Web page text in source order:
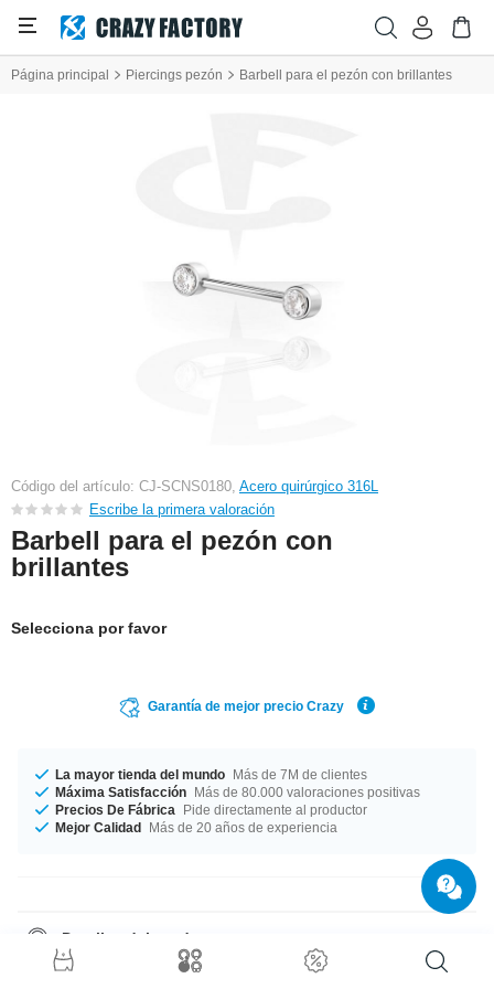
Página principal Piercings pezón Barbell para el pezón con brillantes
Código del artículo: CJ-SCNS0180, Acero quirúrgico 316L
Escribe la primera valoración
Barbell para el pezón con
brillantes
Selecciona por favor
Garantía de mejor precio Crazy
La mayor tienda del mundo Más de 7M de clientes
Máxima Satisfacción Más de 80.000 valoraciones positivas
Precios De Fábrica
Pide directamente al productor
Mejor Calidad Más de 20 años de experiencia
Detalles del producto
Disponible en un ancho de barra de 1.6 mm. Poco importa la talla si